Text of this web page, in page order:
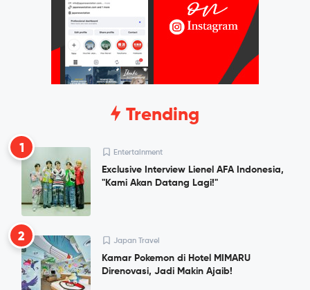
Trending
1 Entertainment
Exclusive Interview Lienel AFA Indonesia,
"Kami Akan Datang Lagi!"
2 Japan Travel
Kamar Pokemon di Hotel MIMARU
Direnovasi, Jadi Makin Ajaib!